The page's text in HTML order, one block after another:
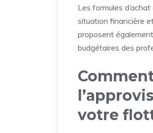
Les formules
situation financière
proposent
budgétaires des
votre